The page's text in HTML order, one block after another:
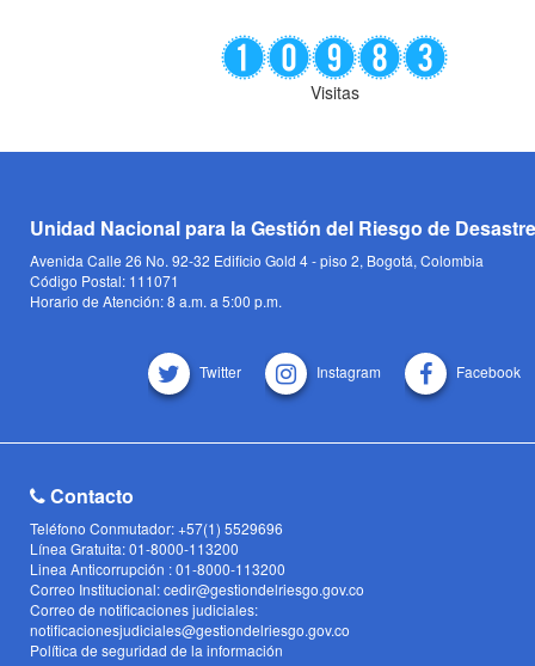
Visitas
Unidad Nacional para la Gestión del Riesgo de
Avenida Calle 26 No. 92-32 Edificio Gold 4 - piso 2, Bogotá, Colombia
Código Postal: 111071
Horario de Atención: 8 a.m. a 5:00 p.m.
Twitter Instagram Facebook
Contacto
Teléfono Conmutador: +57(1) 5529696
Línea Gratuita: 01-8000-113200
Linea Anticorrupción : 01-8000-113200
Correo Institucional: cedir@gestiondelriesgo.gov.co
Correo de notificaciones judiciales:
notificacionesjudiciales@gestiondelriesgo.gov.co
Política de seguridad de la información